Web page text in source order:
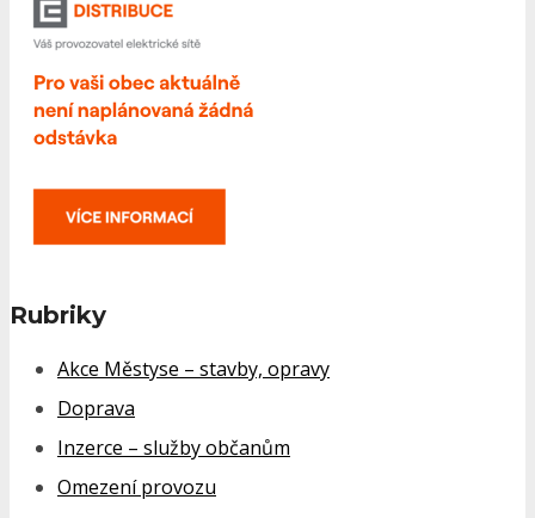
Rubriky
Akce Městyse – stavby, opravy
Doprava
Inzerce – služby občanům
Omezení provozu